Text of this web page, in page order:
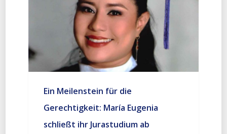
Ein Meilenstein für die
Gerechtigkeit: María Eugenia
schließt ihr Jurastudium ab